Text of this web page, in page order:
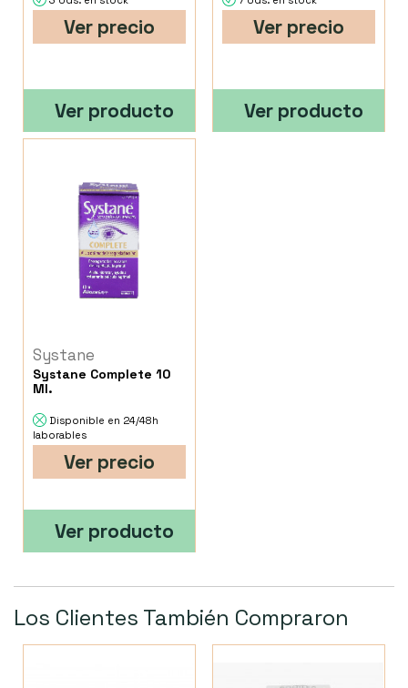
Ver precio
Ver producto
Ver precio
Ver producto
Systane
Systane Complete 10
Ml.
Disponible en 24/48h
laborables
Ver precio
Ver producto
Los Clientes También Compraron